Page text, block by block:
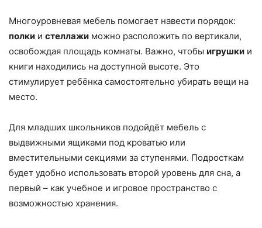
Многоуровневая мебель помогает навести порядок:
полки и стеллажи можно расположить по вертикали,
освобождая площадь комнаты. Важно, чтобы игрушки и
книги находились на доступной высоте. Это
стимулирует ребёнка самостоятельно убирать вещи на
место.
Для младших школьников подойдёт мебель с
выдвижными ящиками под кроватью или
вместительными секциями за ступенями. Подросткам
будет удобно использовать второй уровень для сна, а
первый – как учебное и игровое пространство с
возможностью хранения.